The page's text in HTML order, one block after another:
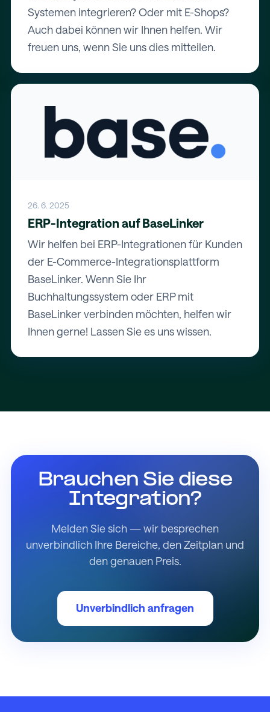
Systemen integrieren? Oder mit E-Shops?
Auch dabei können wir Ihnen helfen. Wir
freuen uns, wenn Sie uns dies mitteilen.
26. 6. 2025
ERP-Integration auf BaseLinker
Wir helfen bei ERP-Integrationen für Kunden
der E-Commerce-Integrationsplattform
BaseLinker. Wenn Sie Ihr
Buchhaltungssystem oder ERP mit
BaseLinker verbinden möchten, helfen wir
Ihnen gerne! Lassen Sie es uns wissen.
Brauchen Sie diese
Integration?
Melden Sie sich — wir besprechen
unverbindlich Ihre Bereiche, den Zeitplan und
den genauen Preis.
Unverbindlich anfragen